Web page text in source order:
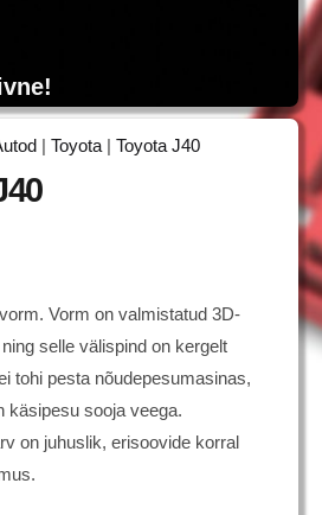
Toyota Toyota J40
Vorm on valmistatud 3D-
selle välispind on kergelt
tohi pesta nõudepesumasinas,
käsipesu sooja veega.
on juhuslik, erisoovide korral